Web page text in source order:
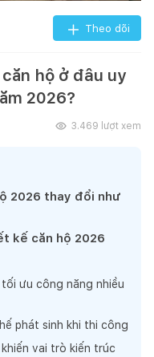
Theo dõi
hộ ở đâu uy
2026?
3.469 lượt xem
2026 thay đổi như
kế căn hộ 2026
ưu công năng nhiều
phát sinh khi thi công
vai trò kiến trúc